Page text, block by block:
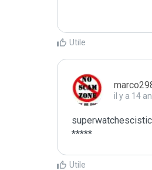
Utile
il y a 14
*****
Utile